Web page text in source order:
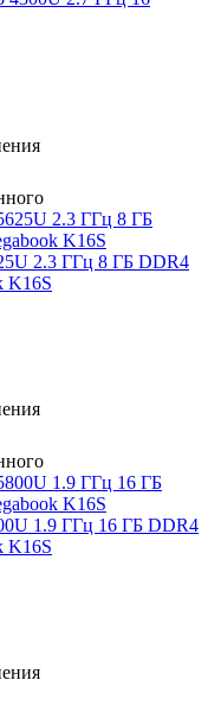
2.3 ГГц 8 ГБ DDR4
K16S
1.9 ГГц 16 ГБ DDR4
K16S